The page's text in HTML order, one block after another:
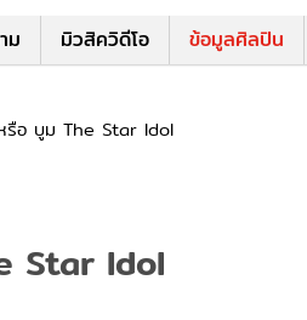
ม มิวสิควิดีโอ ข้อมูลศิลปิน
รือ บูม The Star Idol
Star Idol